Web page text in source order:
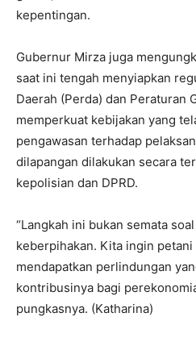
kepentingan.
Gubernur Mirza juga
saat ini tengah menyiapkan
Daerah (Perda) dan Peraturan
memperkuat kebijakan yang
pengawasan terhadap
dilapangan dilakukan secara
kepolisian dan DPRD.
“Langkah ini bukan semata
keberpihakan. Kita ingin
mendapatkan perlindungan
kontribusinya bagi
pungkasnya. (Katharina)